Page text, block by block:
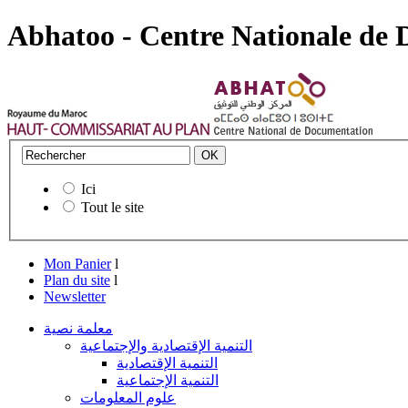
Abhatoo - Centre Nationale de
Ici
Tout le site
Mon Panier l
Plan du site l
Newsletter
معلمة نصية
التنمية الإقتصادية والإجتماعية
التنمية الإقتصادية
التنمية الإجتماعية
علوم المعلومات